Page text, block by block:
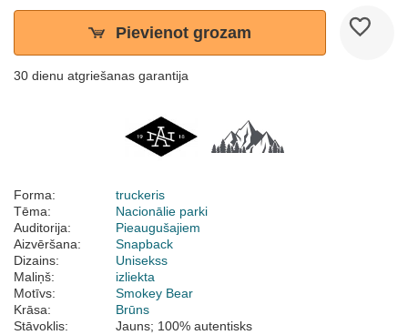
Pievienot grozam
30 dienu atgriešanas garantija
Forma:
truckeris
Tēma:
Nacionālie parki
Auditorija:
Pieaugušajiem
Aizvēršana:
Snapback
Dizains:
Unisekss
Maliņš:
izliekta
Motīvs:
Smokey Bear
Krāsa:
Brūns
Stāvoklis:
Jauns; 100% autentisks